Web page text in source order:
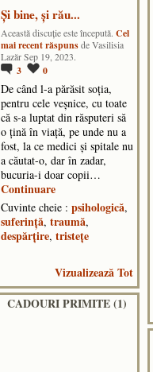
Și bine, și rău...
Această discuţie este începută. Cel
mai recent răspuns de Vasilisia
Lazăr Sep 19, 2023.
3 0
De când l-a părăsit soția,
pentru cele veșnice, cu toate
că s-a luptat din răsputeri să
o țină în viață, pe unde nu a
fost, la ce medici și spitale nu
a căutat-o, dar în zadar,
bucuria-i doar copii…
Continuare
Cuvinte cheie : psihologică,
suferință, traumă,
despărțire, tristețe
Vizualizează Tot
CADOURI PRIMITE (1)